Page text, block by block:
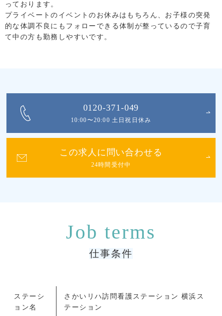
っております。
プライベートのイベントのお休みはもちろん、お子様の突発
的な体調不良にもフォローできる体制が整っているので子育
て中の方も勤務しやすいです。
0120-371-049
10:00〜20:00 土日祝日休み
この求人に問い合わせる
24時間受付中
仕事条件
ステーシ
ョン名
さかいリハ訪問看護ステーション 横浜ス
テーション